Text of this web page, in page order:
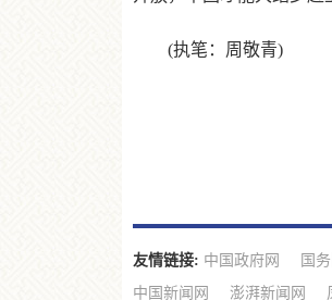
(执笔：周敬青)
友情链接: 中国政府网 国
中国新闻网
澎湃新闻网